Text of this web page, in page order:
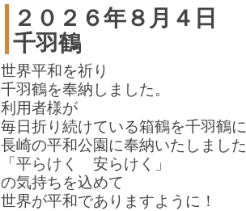
２０２６年８月４日
千羽鶴
世界平和を祈り
千羽鶴を奉納しました。
利用者様が
毎日折り続けている箱鶴を千羽鶴
長崎の平和公園に奉納いたしまし
「平らけく 安らけく」
の気持ちを込めて
世界が平和でありますように！